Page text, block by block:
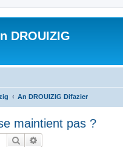
DROUIZIG
An DROUIZIG Difazier
maintient pas ?
Rechercher